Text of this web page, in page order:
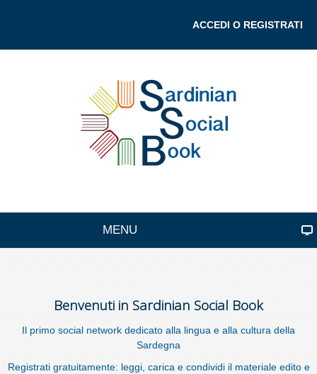
ACCEDI O REGISTRATI
MENU
Benvenuti in Sardinian Social Book
Il primo social network dedicato alla lingua e alla cultura della
Sardegna
Registrati gratuitamente: leggi, carica e condividi il materiale edito e